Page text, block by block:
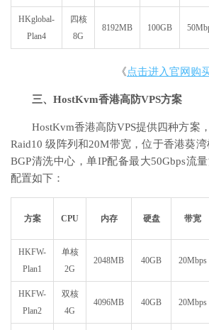
HKglobal-
Plan4
四核
8G
8192MB 100GB
《点击进入官网购
三、HostKvm香港高防VPS方案
HostKvm香港高防VPS提供四种方案
Raid10 级阵列和20M带宽，位于香港葵
BGP清洗中心，单IP配备最大50Gbps流
配置如下：
方案 CPU 内存 硬盘 带宽
HKFW-
Plan1
单核
2G
2048MB 40GB 20Mbps
HKFW-
Plan2
双核
4G
4096MB 40GB 20Mbps